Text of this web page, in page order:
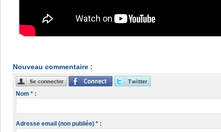
Nouveau commentaire :
Nom * :
Adresse email (non publiée) * :